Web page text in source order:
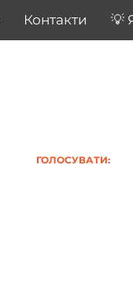
Контакти 💡
ГОЛОСУВАТИ: